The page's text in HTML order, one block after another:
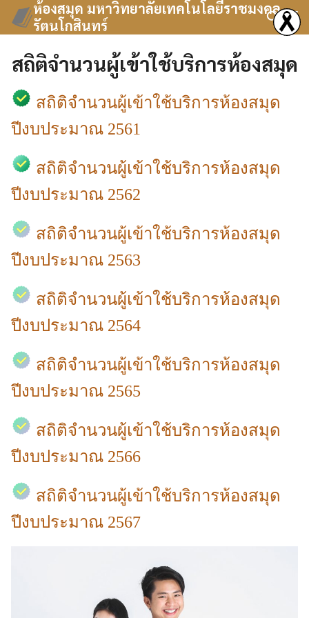
Skip
ห้องสมุด มหาวิทยาลัยเทคโนโลยีราชมงคล
รัตนโกสินทร์
for:
สถิติจำนวนผู้เข้าใช้บริการห้องสมุด
สถิติจำนวนผู้เข้าใช้บริการห้องสมุด
ปีงบประมาณ 2561
สถิติจำนวนผู้เข้าใช้บริการห้องสมุด
ปีงบประมาณ 2562
สถิติจำนวนผู้เข้าใช้บริการห้องสมุด
ปีงบประมาณ 2563
สถิติจำนวนผู้เข้าใช้บริการห้องสมุด
ปีงบประมาณ 2564
สถิติจำนวนผู้เข้าใช้บริการห้องสมุด
ปีงบประมาณ 2565
สถิติจำนวนผู้เข้าใช้บริการห้องสมุด
ปีงบประมาณ 2566
สถิติจำนวนผู้เข้าใช้บริการห้องสมุด
ปีงบประมาณ 2567